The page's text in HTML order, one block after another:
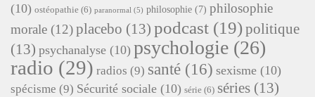
(10) ostéopathie (6) paranormal (5) philosophie (7) philosophie
morale (12)placebo (13) podcast (19)politique
(13) psychanalyse (10) psychologie (26)
radio (29) radios (9) santé (16) sexisme (10)
spécisme (9) Sécurité sociale (10) série (6) séries (13)